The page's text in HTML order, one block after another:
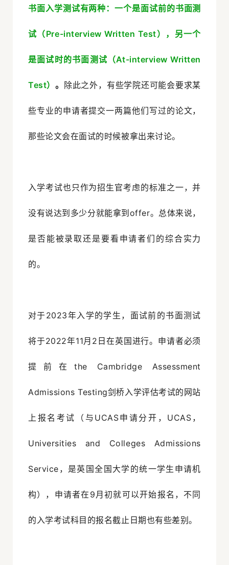
书面入学测试有两种：一个是面试前的书面测
试（Pre-interview Written Test），另一个
是面试时的书面测试（At-interview Written
Test）。 除此之外，有些学院还可能会要求某
些专业的申请者提交一两篇他们写过的论文，
那些论文会在面试的时候被拿出来讨论。
入学考试也只作为招生官考虑的标准之一，并
没有说达到多少分就能拿到offer。总体来说，
是否能被录取还是要看申请者们的综合实力
的。
对于2023年入学的学生，面试前的书面测试
将于2022年11月2日在英国进行。申请者必须
提前在the Cambridge Assessment
Admissions Testing剑桥入学评估考试的网站
上报名考试（与UCAS申请分开，UCAS，
Universities and Colleges Admissions
Service，是英国全国大学的统一学生申请机
构），申请者在9月初就可以开始报名，不同
的入学考试科目的报名截止日期也有些差别。